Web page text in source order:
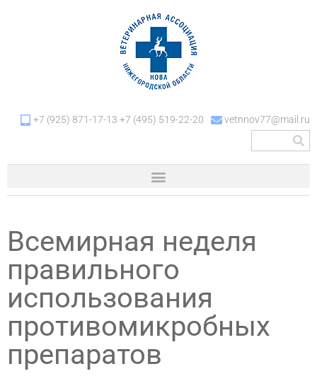
+7 (925) 871-17-13 +7 (495) 519-22-20 vetnnov77@mail.ru
Всемирная неделя
правильного
использования
противомикробных
препаратов